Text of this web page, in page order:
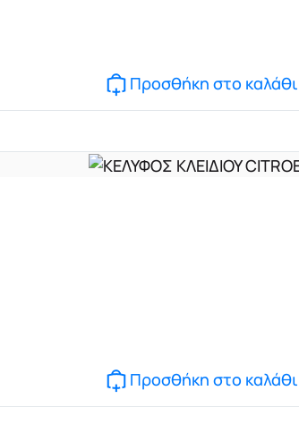
Προσθήκη στο καλάθι
Προσθήκη στο καλάθι